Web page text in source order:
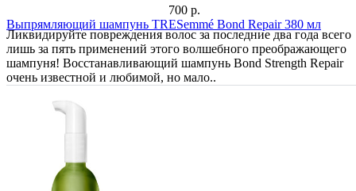
700 р.
Выпрямляющий шампунь TRESemmé Bond Repair 380 мл
Ликвидируйте повреждения волос за последние два года всего
лишь за пять применений этого волшебного преображающего
шампуня! Восстанавливающий шампунь Bond Strength Repair
очень известной и любимой, но мало..